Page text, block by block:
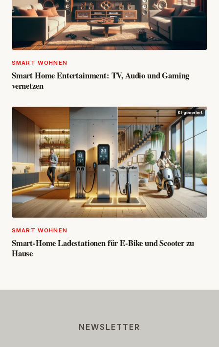
SMART WOHNEN
Smart Home Entertainment: TV, Audio und Gaming
vernetzen
SMART WOHNEN
Smart-Home Ladestationen für E-Bike und Scooter zu
Hause
NEWSLETTER